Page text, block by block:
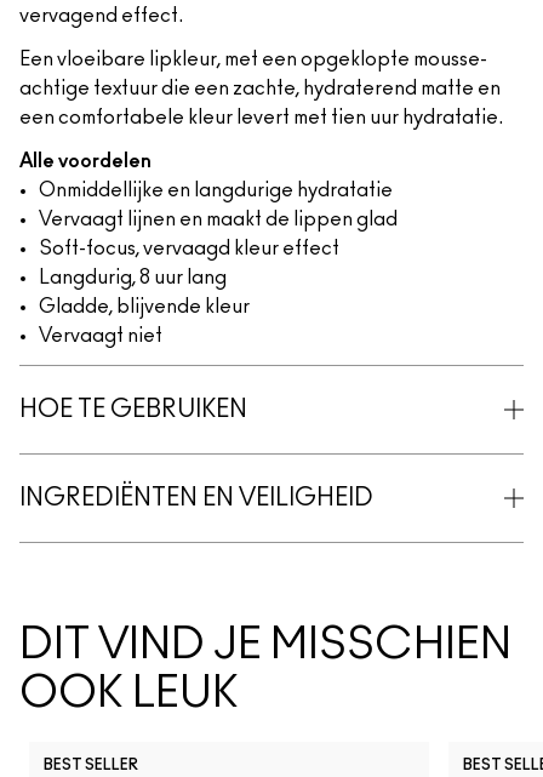
vervagend effect.
Een vloeibare lipkleur, met een opgeklopte mousse-
achtige textuur die een zachte, hydraterend matte en
een comfortabele kleur levert met tien uur hydratatie.
Alle voordelen
Onmiddellijke en langdurige hydratatie
Vervaagt lijnen en maakt de lippen glad
Soft-focus, vervaagd kleur effect
Langdurig, 8 uur lang
Gladde, blijvende kleur
Vervaagt niet
HOE TE GEBRUIKEN
INGREDIËNTEN EN VEILIGHEID
DIT VIND JE MISSCHIEN
OOK LEUK
BEST SELLER BEST